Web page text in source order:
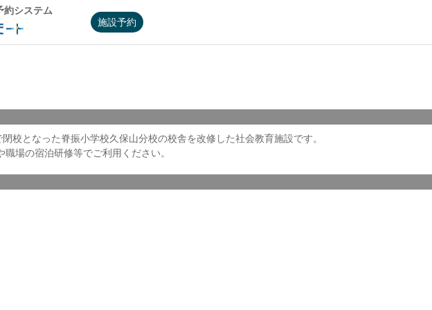
システム
施設予約
校となった脊振小学校久保山分校の校舎を改修した社会教育施設です。
職場の宿泊研修等でご利用ください。